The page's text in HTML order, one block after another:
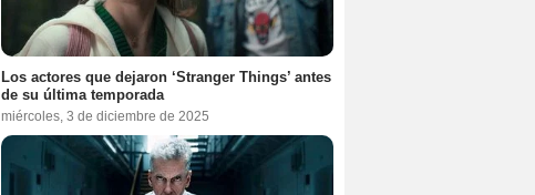
Los actores que dejaron ‘Stranger Things’ antes
de su última temporada
miércoles, 3 de diciembre de 2025